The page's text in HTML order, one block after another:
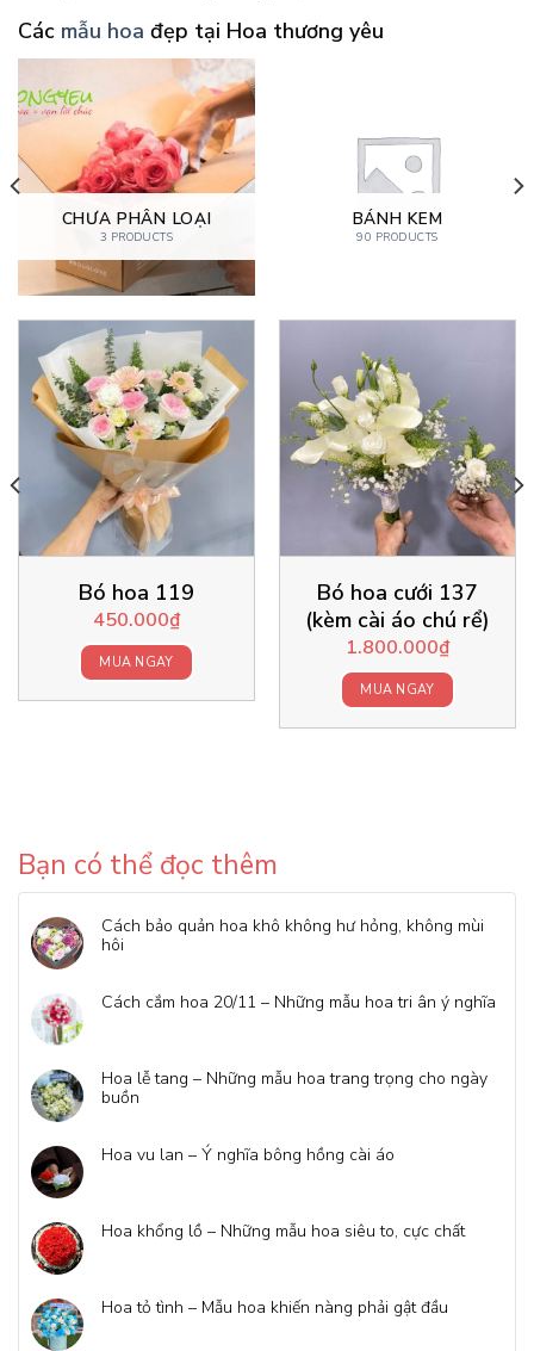
Các mẫu hoa đẹp tại Hoa thương yêu
CHƯA PHÂN LOẠI
3 PRODUCTS
BÁNH KEM
90 PRODUCTS
Bó hoa 119
450.000₫
MUA NGAY
Bó hoa cưới 137
(kèm cài áo chú rể)
1.800.000₫
MUA NGAY
Bạn có thể đọc thêm
Cách bảo quản hoa khô không hư hỏng, không mùi
hôi
Cách cắm hoa 20/11 – Những mẫu hoa tri ân ý nghĩa
Hoa lễ tang – Những mẫu hoa trang trọng cho ngày
buồn
Hoa vu lan – Ý nghĩa bông hồng cài áo
Hoa khổng lồ – Những mẫu hoa siêu to, cực chất
Hoa tỏ tình – Mẫu hoa khiến nàng phải gật đầu